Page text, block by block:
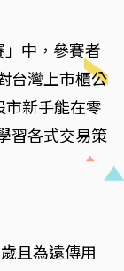
中，參賽者
台灣上市櫃公
市新手能在零
習各式交易策
且為遠傳用